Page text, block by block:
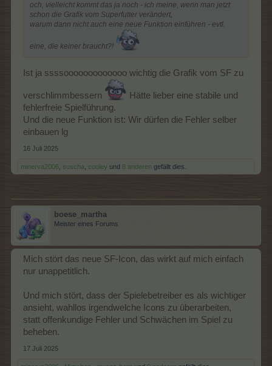
och, vielleicht kommt das ja noch - ich meine, wenn man jetzt
schon die Grafik vom Superfutter verändert,
warum dann nicht auch eine neue Funktion einführen - evtl.
eine, die keiner braucht?!
Ist ja ssssooooooooooooo wichtig die Grafik vom SF zu
verschlimmbessern
Hätte lieber eine stabile und
fehlerfreie Spielführung.
Und die neue Funktion ist: Wir dürfen die Fehler selber
einbauen lg
16 Juli 2025
minerva2006 suscha cooley und 8 anderen gefällt dies.
boese_martha
Meister eines Forums
Mich stört das neue SF-Icon, das wirkt auf mich einfach
nur unappetitlich.
Und mich stört, dass der Spielebetreiber es als wichtiger
ansieht, wahllos irgendwelche Icons zu überarbeiten,
statt offenkundige Fehler und Schwächen im Spiel zu
beheben.
17 Juli 2025